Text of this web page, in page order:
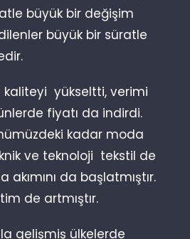
büyük bir değişim
büyük bir süratle
kaliteyi yükseltti, verimi
fiyatı da indirdi.
kadar moda
ve teknoloji tekstil de
da başlatmıştır.
de artmıştır.
gelişmiş ülkelerde